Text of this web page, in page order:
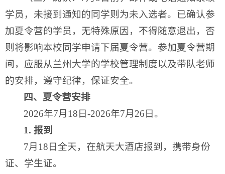
学员，未接到通知的同学则为未入选者。已确认参
加夏令营的学员，无特殊原因，不得随意退出，否
则将影响本校同学申请下届夏令营。参加夏令营期
间，应服从兰州大学的学校管理制度以及带队老师
的安排，遵守纪律，保证安全。
四、夏令营安排
2026年7月18日-2026年7月26日。
1. 报到
7月18日全天，在航天大酒店报到，携带身份
证、学生证。